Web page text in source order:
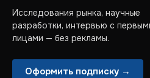
Исследования рынка, научные
разработки, интервью с
лицами — без рекламы.
Оформить подписку →